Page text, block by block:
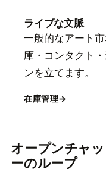
ライブな文脈
一般的なアート
庫・コンタクト
ンを立てます。
在庫管理→
オープンチャ
ーのループ